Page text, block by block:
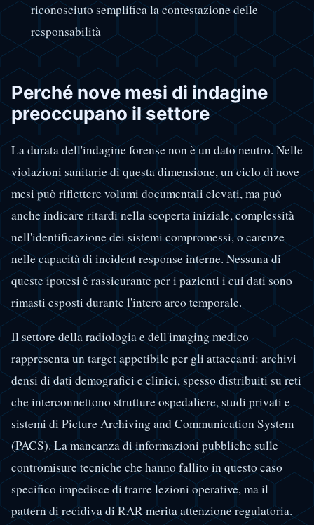
riconosciuto semplifica la contestazione delle
responsabilità
Perché nove mesi di indagine
preoccupano il settore
La durata dell'indagine forense non è un dato neutro. Nelle
violazioni sanitarie di questa dimensione, un ciclo di nove
mesi può riflettere volumi documentali elevati, ma può
anche indicare ritardi nella scoperta iniziale, complessità
nell'identificazione dei sistemi compromessi, o carenze
nelle capacità di incident response interne. Nessuna di
queste ipotesi è rassicurante per i pazienti i cui dati sono
rimasti esposti durante l'intero arco temporale.
Il settore della radiologia e dell'imaging medico
rappresenta un target appetibile per gli attaccanti: archivi
densi di dati demografici e clinici, spesso distribuiti su reti
che interconnettono strutture ospedaliere, studi privati e
sistemi di Picture Archiving and Communication System
(PACS). La mancanza di informazioni pubbliche sulle
contromisure tecniche che hanno fallito in questo caso
specifico impedisce di trarre lezioni operative, ma il
pattern di recidiva di RAR merita attenzione regulatoria.